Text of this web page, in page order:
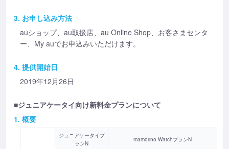
3. お申し込み方法
auショップ、au取扱店、au Online Shop、お客さまセンタ
ー、My auでお申込みいただけます。
4. 提供開始日
2019年12月26日
■ジュニアケータイ向け新料金プランについて
1. 概要
ジュニアケータイプ
ランN
mamorino WatchプランN